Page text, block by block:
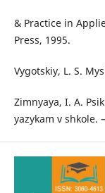
& Practice in
Press, 1995.
Vygotskiy, L. S.
Zimnyaya, I. A.
yazykam v shkole.